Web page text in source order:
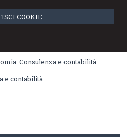
COOKIE
Commercialista e Revisore
Consulenza e contabilità
e contabilità